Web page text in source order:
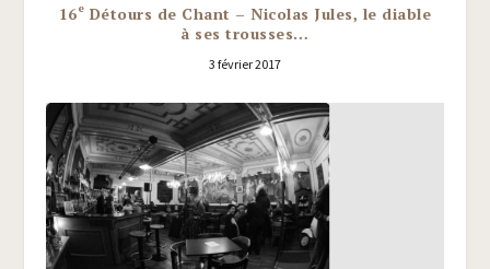
16e Détours de Chant – Nicolas Jules, le diable
à ses trousses…
3 février 2017